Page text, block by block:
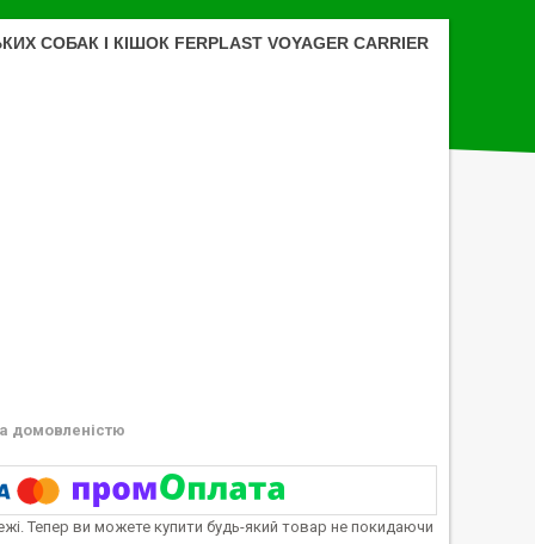
СОБАК І КІШОК FERPLAST VOYAGER CARRIER
домовленістю
Тепер ви можете купити будь-який товар не покидаючи